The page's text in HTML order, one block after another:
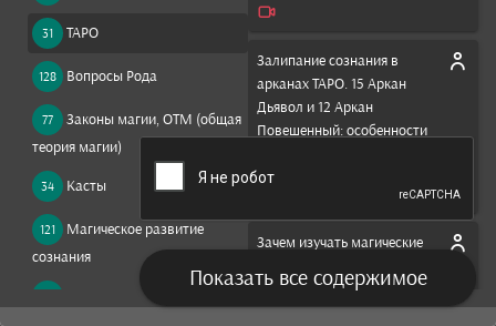
31 ТАРО
128 Вопросы Рода
77
Законы магии, ОТМ (общая
теория магии)
34 Касты
121
Магическое развитие
сознания
Магия в вопросах и
Залипание сознания в
арканах ТАРО. 15 Аркан
Дьявол и 12 Аркан
Повешенный: особенности
Зачем изучать магические
курс Таро
Показать все содержимое